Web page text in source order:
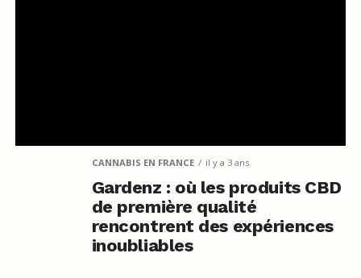
CANNABIS EN FRANCE il y a 3 ans
Gardenz : où les produits CBD
de première qualité
rencontrent des expériences
inoubliables